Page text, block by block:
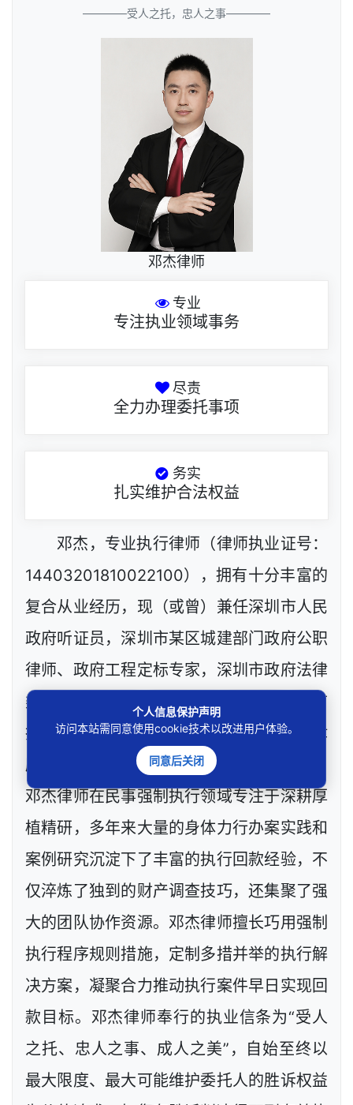
————受人之托，忠人之事————
邓杰律师
专业
专注执业领域事务
尽责
全力办理委托事项
务实
扎实维护合法权益
邓杰，专业执行律师（律师执业证号：
14403201810022100），拥有十分丰富的
复合从业经历，现（或曾）兼任深圳市人民
政府听证员，深圳市某区城建部门政府公职
律师、政府工程定标专家，深圳市政府法律
类采购评审专家，网络技术工程师等，目前
执业于北京市炜衡（深圳）律师事务所（律
所执业证号：24403200511032007）。
邓杰律师在民事强制执行领域专注于深耕厚
植精研，多年来大量的身体力行办案实践和
案例研究沉淀下了丰富的执行回款经验，不
仅淬炼了独到的财产调查技巧，还集聚了强
大的团队协作资源。邓杰律师擅长巧用强制
执行程序规则措施，定制多措并举的执行解
决方案，凝聚合力推动执行案件早日实现回
款目标。邓杰律师奉行的执业信条为“受人
之托、忠人之事、成人之美”，自始至终以
最大限度、最大可能维护委托人的胜诉权益
个人信息保护声明
访问本站需同意使用cookie技术以改进用户体验。
同意后关闭